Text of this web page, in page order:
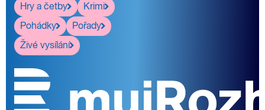
Hry a četby
Krimi
Pohádky
Pořady
Živé vysílání